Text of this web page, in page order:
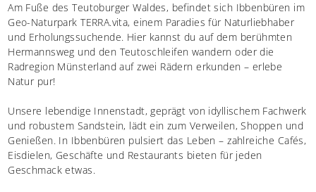
Am Fuße des Teutoburger Waldes, befindet sich Ibbenbüren im
Geo-Naturpark TERRA.vita, einem Paradies für Naturliebhaber
und Erholungssuchende. Hier kannst du auf dem berühmten
Hermannsweg und den Teutoschleifen wandern oder die
Radregion Münsterland auf zwei Rädern erkunden – erlebe
Natur pur!
Unsere lebendige Innenstadt, geprägt von idyllischem Fachwerk
und robustem Sandstein, lädt ein zum Verweilen, Shoppen und
Genießen. In Ibbenbüren pulsiert das Leben – zahlreiche Cafés,
Eisdielen, Geschäfte und Restaurants bieten für jeden
Geschmack etwas.